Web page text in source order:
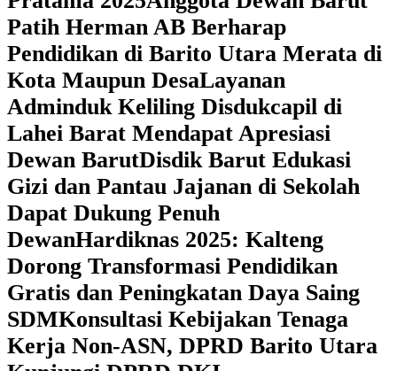
Patih Herman AB Berharap
Pendidikan di Barito Utara Merata di
Kota Maupun DesaLayanan
Adminduk Keliling Disdukcapil di
Lahei Barat Mendapat Apresiasi
Dewan BarutDisdik Barut Edukasi
Gizi dan Pantau Jajanan di Sekolah
Dapat Dukung Penuh
DewanHardiknas 2025: Kalteng
Dorong Transformasi Pendidikan
Gratis dan Peningkatan Daya Saing
SDMKonsultasi Kebijakan Tenaga
Kerja Non-ASN, DPRD Barito Utara